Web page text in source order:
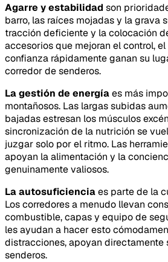
Agarre y estabilidadson
barro, las raíces mojadas y la grava
tracción deficiente y la colocación
accesorios que mejoran el control,
confianza rápidamente ganan su
corredor de senderos.
La gestión de energíaes más
montañosos. Las largas subidas
bajadas estresan los músculos
sincronización de la nutrición se
juzgar solo por el ritmo. Las
apoyan la alimentación y la
genuinamente valiosos.
La autosuficienciaes parte de la
Los corredores a menudo llevan
combustible, capas y equipo de
les ayudan a hacer esto
distracciones, apoyan directamente
senderos.